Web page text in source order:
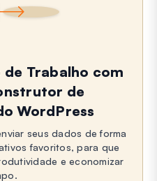
de Trabalho com
de
WordPress
seus dados de forma
favoritos, para que
e economizar